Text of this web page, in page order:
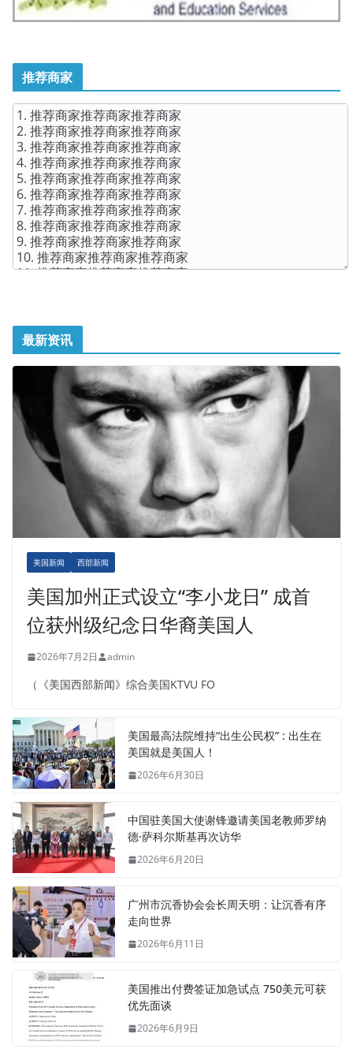
推荐商家
最新资讯
美国新闻 西部新闻
美国加州正式设立“李小龙日” 成首
位获州级纪念日华裔美国人
2026年7月2日 admin
（《美国西部新闻》综合美国KTVU FO
美国最高法院维持“出生公民权” : 出生在
美国就是美国人！
2026年6月30日
中国驻美国大使谢锋邀请美国老教师罗纳
德·萨科尔斯基再次访华
2026年6月20日
广州市沉香协会会长周天明：让沉香有序
走向世界
2026年6月11日
美国推出付费签证加急试点 750美元可获
优先面谈
2026年6月9日